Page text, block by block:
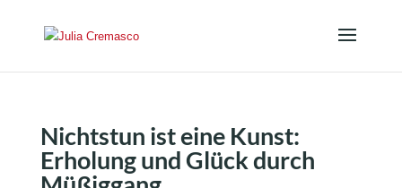
Nichtstun ist eine Kunst:
Erholung und Glück durch